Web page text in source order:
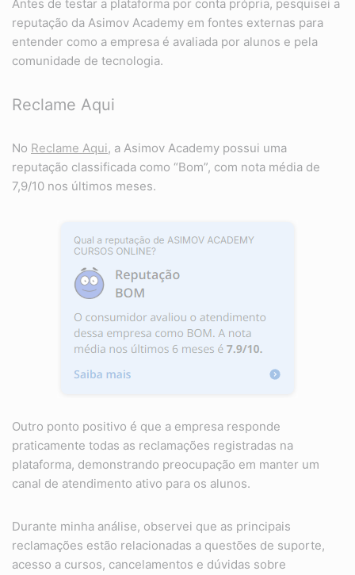
Antes de testar a plataforma por conta própria, pesquisei a
reputação da Asimov Academy em fontes externas para
entender como a empresa é avaliada por alunos e pela
comunidade de tecnologia.
Reclame Aqui
No Reclame Aqui, a Asimov Academy possui uma
reputação classificada como “Bom”, com nota média de
7,9/10 nos últimos meses.
Outro ponto positivo é que a empresa responde
praticamente todas as reclamações registradas na
plataforma, demonstrando preocupação em manter um
canal de atendimento ativo para os alunos.
Durante minha análise, observei que as principais
reclamações estão relacionadas a questões de suporte,
acesso a cursos, cancelamentos e dúvidas sobre